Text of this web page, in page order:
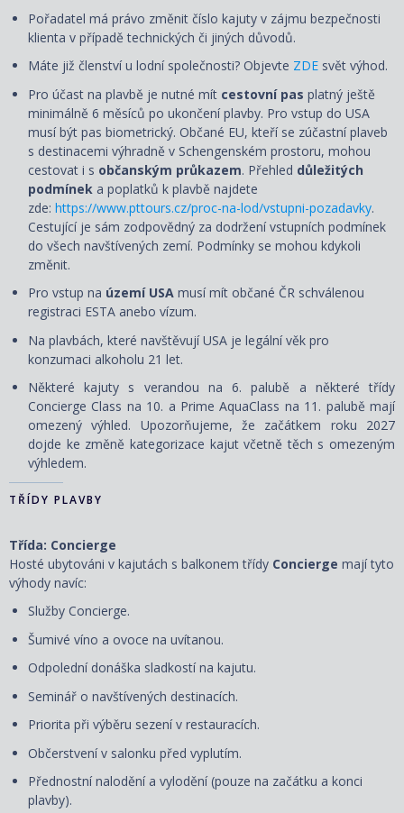
Pořadatel má právo změnit číslo kajuty v zájmu bezpečnosti
klienta v případě technických či jiných důvodů.
Máte již členství u lodní společnosti? Objevte ZDE svět výhod.
Pro účast na plavbě je nutné mít cestovní pas platný ještě
minimálně 6 měsíců po ukončení plavby. Pro vstup do USA
musí být pas biometrický. Občané EU, kteří se zúčastní plaveb
s destinacemi výhradně v Schengenském prostoru, mohou
cestovat i s občanským průkazem. Přehled důležitých
podmínek a poplatků k plavbě najdete
zde: https://www.pttours.cz/proc-na-lod/vstupni-pozadavky.
Cestující je sám zodpovědný za dodržení vstupních podmínek
do všech navštívených zemí. Podmínky se mohou kdykoli
změnit.
Pro vstup na území USA musí mít občané ČR schválenou
registraci ESTA anebo vízum.
Na plavbách, které navštěvují USA je legální věk pro
konzumaci alkoholu 21 let.
Některé kajuty s verandou na 6. palubě a některé třídy
Concierge Class na 10. a Prime AquaClass na 11. palubě mají
omezený výhled. Upozorňujeme, že začátkem roku 2027
dojde ke změně kategorizace kajut včetně těch s omezeným
výhledem.
TŘÍDY PLAVBY
Třída: Concierge
Hosté ubytováni v kajutách s balkonem třídy Concierge mají tyto
výhody navíc:
Služby Concierge.
Šumivé víno a ovoce na uvítanou.
Odpolední donáška sladkostí na kajutu.
Seminář o navštívených destinacích.
Priorita při výběru sezení v restauracích.
Občerstvení v salonku před vyplutím.
Přednostní nalodění a vylodění (pouze na začátku a konci
plavby).